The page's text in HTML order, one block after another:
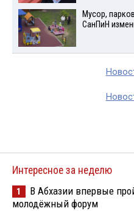
Мусор,
СанПиН
Интересное за неделю
1
В Абхазии впервые
молодёжный форум